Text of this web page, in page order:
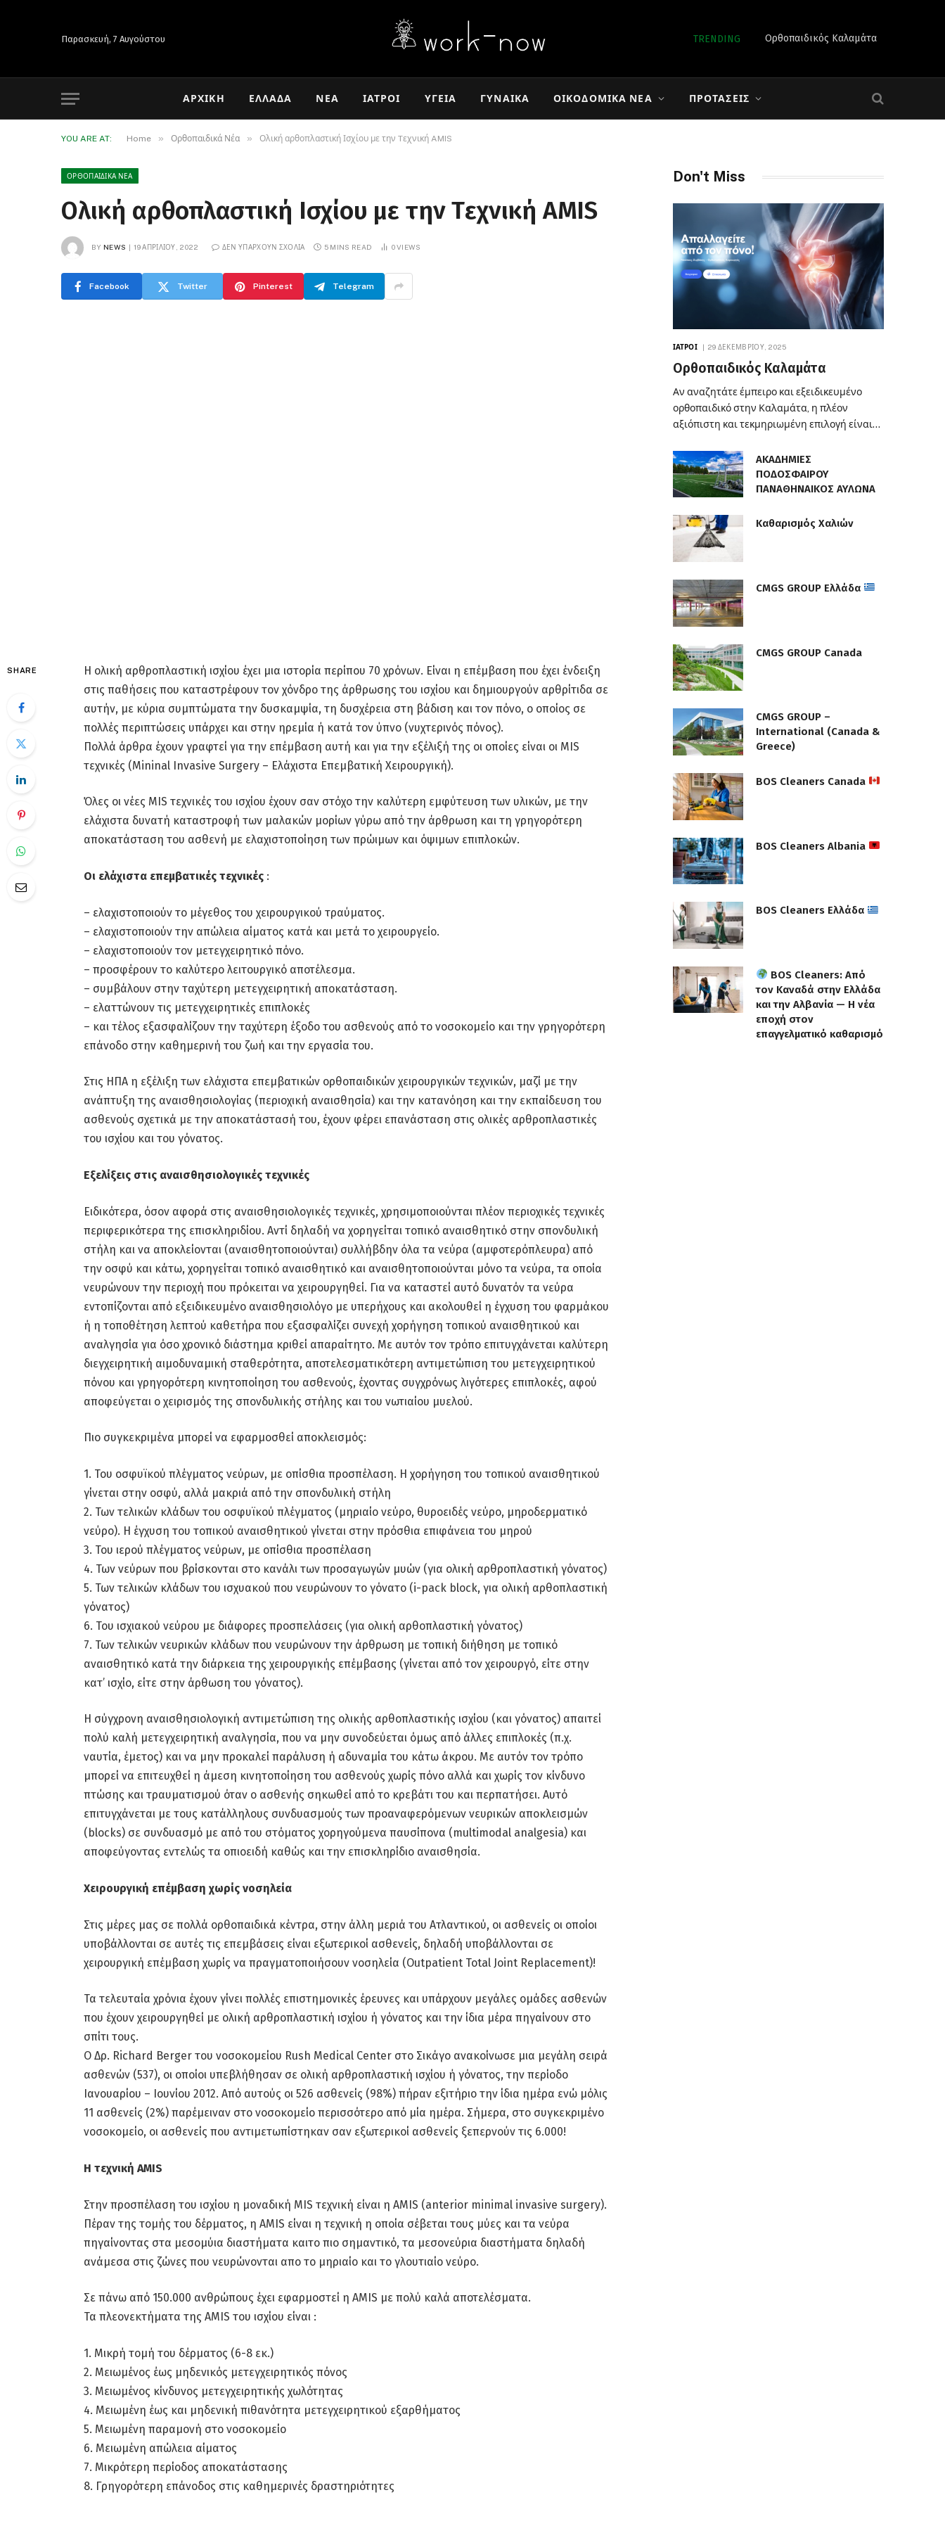
Παρασκευή, 7 Αυγούστου TRENDING Ορθοπαιδικός Καλαμάτα
ΑΡΧΙΚΉ ΕΛΛΆΔΑ ΝΈΑ ΙΑΤΡΟΊ ΥΓΕΊΑ ΓΥΝΑΊΚΑ ΟΙΚΟΔΟΜΙΚΆ ΝΈΑ ΠΡΟΤΆΣΕΙΣ
YOU ARE AT: Home » Ορθοπαιδικά Νέα » Ολική αρθοπλαστική Ισχίου με την Tεχνική AMIS
ΟΡΘΟΠΑΙΔΙΚΆ ΝΈΑ
Ολική αρθοπλαστική Ισχίου με την Tεχνική AMIS
BY NEWS 19 ΑΠΡΙΛΊΟΥ, 2022 ΔΕΝ ΥΠΆΡΧΟΥΝ ΣΧΌΛΙΑ 5 MINS READ 0VIEWS
Facebook Twitter Pinterest Telegram
SHARE
Η ολική αρθροπλαστική ισχίου έχει μια ιστορία περίπου 70 χρόνων. Είναι η επέμβαση που έχει ένδειξη
στις παθήσεις που καταστρέφουν τον χόνδρο της άρθρωσης του ισχίου και δημιουργούν αρθρίτιδα σε
αυτήν, με κύρια συμπτώματα την δυσκαμψία, τη δυσχέρεια στη βάδιση και τον πόνο, ο οποίος σε
πολλές περιπτώσεις υπάρχει και στην ηρεμία ή κατά τον ύπνο (νυχτερινός πόνος).
Πολλά άρθρα έχουν γραφτεί για την επέμβαση αυτή και για την εξέλιξή της οι οποίες είναι οι MIS
τεχνικές (Mininal Invasive Surgery – Ελάχιστα Επεμβατική Χειρουργική).
Όλες οι νέες MIS τεχνικές του ισχίου έχουν σαν στόχο την καλύτερη εμφύτευση των υλικών, με την
ελάχιστα δυνατή καταστροφή των μαλακών μορίων γύρω από την άρθρωση και τη γρηγορότερη
αποκατάσταση του ασθενή με ελαχιστοποίηση των πρώιμων και όψιμων επιπλοκών.
Οι ελάχιστα επεμβατικές τεχνικές:
– ελαχιστοποιούν το μέγεθος του χειρουργικού τραύματος.
– ελαχιστοποιούν την απώλεια αίματος κατά και μετά το χειρουργείο.
– ελαχιστοποιούν τον μετεγχειρητικό πόνο.
– προσφέρουν το καλύτερο λειτουργικό αποτέλεσμα.
– συμβάλουν στην ταχύτερη μετεγχειρητική αποκατάσταση.
– ελαττώνουν τις μετεγχειρητικές επιπλοκές
– και τέλος εξασφαλίζουν την ταχύτερη έξοδο του ασθενούς από το νοσοκομείο και την γρηγορότερη
επάνοδο στην καθημερινή του ζωή και την εργασία του.
Στις ΗΠΑ η εξέλιξη των ελάχιστα επεμβατικών ορθοπαιδικών χειρουργικών τεχνικών, μαζί με την
ανάπτυξη της αναισθησιολογίας (περιοχική αναισθησία) και την κατανόηση και την εκπαίδευση του
ασθενούς σχετικά με την αποκατάστασή του, έχουν φέρει επανάσταση στις ολικές αρθροπλαστικές
του ισχίου και του γόνατος.
Εξελίξεις στις αναισθησιολογικές τεχνικές
Ειδικότερα, όσον αφορά στις αναισθησιολογικές τεχνικές, χρησιμοποιούνται πλέον περιοχικές τεχνικές
περιφερικότερα της επισκληριδίου. Αντί δηλαδή να χορηγείται τοπικό αναισθητικό στην σπονδυλική
στήλη και να αποκλείονται (αναισθητοποιούνται) συλλήβδην όλα τα νεύρα (αμφοτερόπλευρα) από
την οσφύ και κάτω, χορηγείται τοπικό αναισθητικό και αναισθητοποιούνται μόνο τα νεύρα, τα οποία
νευρώνουν την περιοχή που πρόκειται να χειρουργηθεί. Για να καταστεί αυτό δυνατόν τα νεύρα
εντοπίζονται από εξειδικευμένο αναισθησιολόγο με υπερήχους και ακολουθεί η έγχυση του φαρμάκου
ή η τοποθέτηση λεπτού καθετήρα που εξασφαλίζει συνεχή χορήγηση τοπικού αναισθητικού και
αναλγησία για όσο χρονικό διάστημα κριθεί απαραίτητο. Με αυτόν τον τρόπο επιτυγχάνεται καλύτερη
διεγχειρητική αιμοδυναμική σταθερότητα, αποτελεσματικότερη αντιμετώπιση του μετεγχειρητικού
πόνου και γρηγορότερη κινητοποίηση του ασθενούς, έχοντας συγχρόνως λιγότερες επιπλοκές, αφού
αποφεύγεται ο χειρισμός της σπονδυλικής στήλης και του νωτιαίου μυελού.
Πιο συγκεκριμένα μπορεί να εφαρμοσθεί αποκλεισμός:
1. Του οσφυϊκού πλέγματος νεύρων, με οπίσθια προσπέλαση. Η χορήγηση του τοπικού αναισθητικού
γίνεται στην οσφύ, αλλά μακριά από την σπονδυλική στήλη
2. Των τελικών κλάδων του οσφυϊκού πλέγματος (μηριαίο νεύρο, θυροειδές νεύρο, μηροδερματικό
νεύρο). Η έγχυση του τοπικού αναισθητικού γίνεται στην πρόσθια επιφάνεια του μηρού
3. Του ιερού πλέγματος νεύρων, με οπίσθια προσπέλαση
4. Των νεύρων που βρίσκονται στο κανάλι των προσαγωγών μυών (για ολική αρθροπλαστική γόνατος)
5. Των τελικών κλάδων του ισχυακού που νευρώνουν το γόνατο (i-pack block, για ολική αρθοπλαστική
γόνατος)
6. Του ισχιακού νεύρου με διάφορες προσπελάσεις (για ολική αρθοπλαστική γόνατος)
7. Των τελικών νευρικών κλάδων που νευρώνουν την άρθρωση με τοπική διήθηση με τοπικό
αναισθητικό κατά την διάρκεια της χειρουργικής επέμβασης (γίνεται από τον χειρουργό, είτε στην
κατ’ ισχίο, είτε στην άρθωση του γόνατος).
Η σύγχρονη αναισθησιολογική αντιμετώπιση της ολικής αρθοπλαστικής ισχίου (και γόνατος) απαιτεί
πολύ καλή μετεγχειρητική αναλγησία, που να μην συνοδεύεται όμως από άλλες επιπλοκές (π.χ.
ναυτία, έμετος) και να μην προκαλεί παράλυση ή αδυναμία του κάτω άκρου. Με αυτόν τον τρόπο
μπορεί να επιτευχθεί η άμεση κινητοποίηση του ασθενούς χωρίς πόνο αλλά και χωρίς τον κίνδυνο
πτώσης και τραυματισμού όταν ο ασθενής σηκωθεί από το κρεβάτι του και περπατήσει. Αυτό
επιτυγχάνεται με τους κατάλληλους συνδυασμούς των προαναφερόμενων νευρικών αποκλεισμών
(blocks) σε συνδυασμό με από του στόματος χορηγούμενα παυσίπονα (multimodal analgesia) και
αποφεύγοντας εντελώς τα οπιοειδή καθώς και την επισκληρίδιο αναισθησία.
Χειρουργική επέμβαση χωρίς νοσηλεία
Στις μέρες μας σε πολλά ορθοπαιδικά κέντρα, στην άλλη μεριά του Ατλαντικού, οι ασθενείς οι οποίοι
υποβάλλονται σε αυτές τις επεμβάσεις είναι εξωτερικοί ασθενείς, δηλαδή υποβάλλονται σε
χειρουργική επέμβαση χωρίς να πραγματοποιήσουν νοσηλεία (Outpatient Total Joint Replacement)!
Τα τελευταία χρόνια έχουν γίνει πολλές επιστημονικές έρευνες και υπάρχουν μεγάλες ομάδες ασθενών
που έχουν χειρουργηθεί με ολική αρθροπλαστική ισχίου ή γόνατος και την ίδια μέρα πηγαίνουν στο
σπίτι τους.
Ο Δρ. Richard Berger του νοσοκομείου Rush Medical Center στο Σικάγο ανακοίνωσε μια μεγάλη σειρά
ασθενών (537), οι οποίοι υπεβλήθησαν σε ολική αρθροπλαστική ισχίου ή γόνατος, την περίοδο
Ιανουαρίου – Ιουνίου 2012. Από αυτούς οι 526 ασθενείς (98%) πήραν εξιτήριο την ίδια ημέρα ενώ μόλις
11 ασθενείς (2%) παρέμειναν στο νοσοκομείο περισσότερο από μία ημέρα. Σήμερα, στο συγκεκριμένο
νοσοκομείο, οι ασθενείς που αντιμετωπίστηκαν σαν εξωτερικοί ασθενείς ξεπερνούν τις 6.000!
Η τεχνική AMIS
Στην προσπέλαση του ισχίου η μοναδική MIS τεχνική είναι η AMIS (anterior minimal invasive surgery).
Πέραν της τομής του δέρματος, η AMIS είναι η τεχνική η οποία σέβεται τους μύες και τα νεύρα
πηγαίνοντας στα μεσομύια διαστήματα καιτο πιο σημαντικό, τα μεσονεύρια διαστήματα δηλαδή
ανάμεσα στις ζώνες που νευρώνονται απο το μηριαίο και το γλουτιαίο νεύρο.
Σε πάνω από 150.000 ανθρώπους έχει εφαρμοστεί η AMIS με πολύ καλά αποτελέσματα.
Τα πλεονεκτήματα της AMIS του ισχίου είναι :
1. Μικρή τομή του δέρματος (6-8 εκ.)
2. Μειωμένος έως μηδενικός μετεγχειρητικός πόνος
3. Μειωμένος κίνδυνος μετεγχειρητικής χωλότητας
4. Μειωμένη έως και μηδενική πιθανότητα μετεγχειρητικού εξαρθήματος
5. Μειωμένη παραμονή στο νοσοκομείο
6. Μειωμένη απώλεια αίματος
7. Μικρότερη περίοδος αποκατάστασης
8. Γρηγορότερη επάνοδος στις καθημερινές δραστηριότητες
Don't Miss
ΙΑΤΡΟΊ 29 ΔΕΚΕΜΒΡΊΟΥ, 2025
Ορθοπαιδικός Καλαμάτα
Αν αναζητάτε έμπειρο και εξειδικευμένο
ορθοπαιδικό στην Καλαμάτα, η πλέον
αξιόπιστη και τεκμηριωμένη επιλογή είναι…
ΑΚΑΔΗΜΙΕΣ
ΠΟΔΟΣΦΑΙΡΟΥ
ΠΑΝΑΘΗΝΑΙΚΟΣ ΑΥΛΩΝΑ
Καθαρισμός Χαλιών
CMGS GROUP Ελλάδα
CMGS GROUP Canada
CMGS GROUP –
International (Canada &
Greece)
BOS Cleaners Canada
BOS Cleaners Albania
BOS Cleaners Ελλάδα
BOS Cleaners: Από
τον Καναδά στην Ελλάδα
και την Αλβανία — Η νέα
εποχή στον
επαγγελματικό καθαρισμό